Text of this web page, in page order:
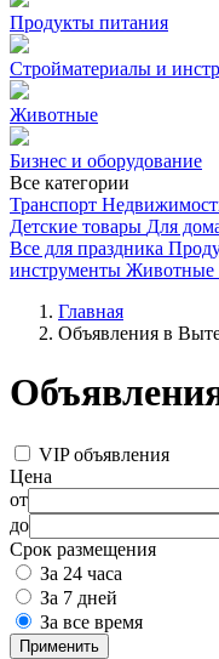
Продукты питания
Стройматериалы и
Животные
Бизнес и оборудование
Все категории
Транспорт
Детские товары Для
Все для праздника
инструменты Животные
Главная
Объявления в
VIP объявления
Цена
от
до
Срок размещения
За 24 часа
За 7 дней
За все время
Применить